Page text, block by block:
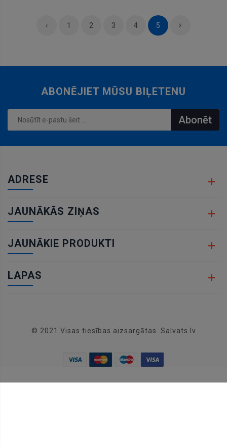
‹ 1 2 3 4 5
ABONĒJIET MŪSU BIĻETENU
Abonēt
ADRESE
JAUNĀKĀS ZIŅAS
JAUNĀKIE PRODUKTI
LAPAS
© 2021 Visas tiesības aizsargātas. Salvats.lv